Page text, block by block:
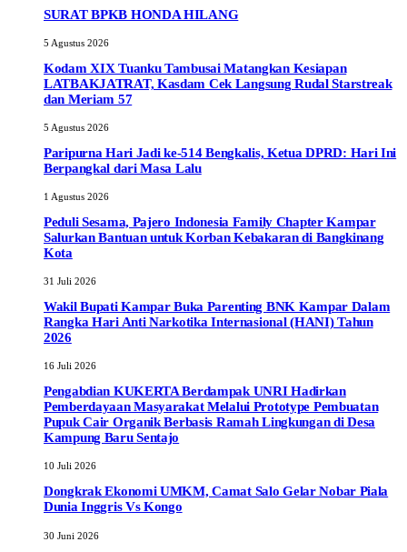
SURAT BPKB HONDA HILANG
5 Agustus 2026
Kodam XIX Tuanku Tambusai Matangkan Kesiapan
LATBAKJATRAT, Kasdam Cek Langsung Rudal Starstreak
dan Meriam 57
5 Agustus 2026
Paripurna Hari Jadi ke-514 Bengkalis, Ketua DPRD: Hari Ini
Berpangkal dari Masa Lalu
1 Agustus 2026
Peduli Sesama, Pajero Indonesia Family Chapter Kampar
Salurkan Bantuan untuk Korban Kebakaran di Bangkinang
Kota
31 Juli 2026
Wakil Bupati Kampar Buka Parenting BNK Kampar Dalam
Rangka Hari Anti Narkotika Internasional (HANI) Tahun
2026
16 Juli 2026
Pengabdian KUKERTA Berdampak UNRI Hadirkan
Pemberdayaan Masyarakat Melalui Prototype Pembuatan
Pupuk Cair Organik Berbasis Ramah Lingkungan di Desa
Kampung Baru Sentajo
10 Juli 2026
Dongkrak Ekonomi UMKM, Camat Salo Gelar Nobar Piala
Dunia Inggris Vs Kongo
30 Juni 2026